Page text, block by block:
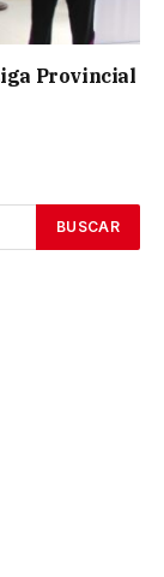
Provincial